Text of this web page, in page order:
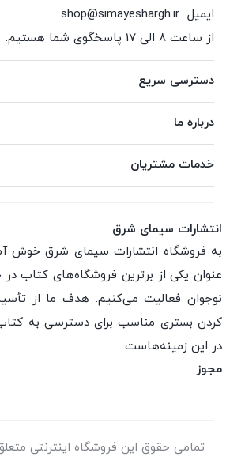
ایمیل shop@simayeshargh.ir
از ساعت 8 الی 17 پاسخگوی شما هستیم.
دسترسی سریع
درباره ما
خدمات مشتریان
انتشارات سیمای شرق
به فروشگاه انتشارات سیمای شرق خوش
عنوان یکی از برترین فروشگاه‌های کتاب
نوجوان فعالیت می‌کنیم. هدف ما از
کردن بستری مناسب برای دسترسی به
در این زمینه‌هاست.
مجوز
تمامی حقوق این فروشگاه اینترنتی